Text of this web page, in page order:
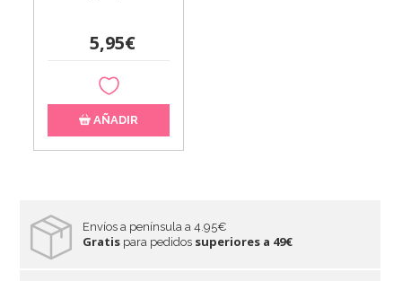
5,95€
AÑADIR
Envíos a península a 4.95€
Gratis para pedidos superiores a 49€